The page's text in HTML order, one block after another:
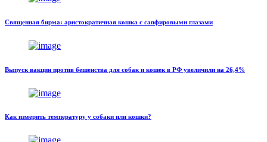
Священная бирма: аристократичная кошка с сапфировыми глазами
Выпуск вакцин против бешенства для собак и кошек в РФ увеличили на 26,4%
Как измерить температуру у собаки или кошки?